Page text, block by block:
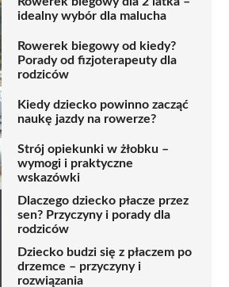
idealny wybór dla malucha
Rowerek biegowy od kiedy?
Porady od fizjoterapeuty dla
rodziców
Kiedy dziecko powinno zacząć
naukę jazdy na rowerze?
Strój opiekunki w żłobku –
wymogi i praktyczne
wskazówki
Dlaczego dziecko płacze przez
sen? Przyczyny i porady dla
rodziców
Dziecko budzi się z płaczem po
drzemce – przyczyny i
rozwiązania